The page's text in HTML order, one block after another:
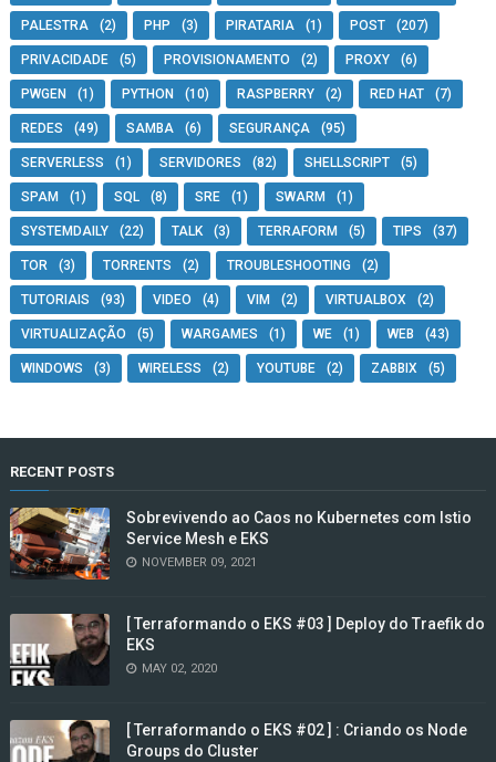
PALESTRA (2) PHP (3) PIRATARIA (1) POST (207)
PRIVACIDADE (5) PROVISIONAMENTO (2) PROXY (6)
PWGEN (1) PYTHON (10) RASPBERRY (2) RED HAT (7)
REDES (49) SAMBA (6) SEGURANÇA (95)
SERVERLESS (1) SERVIDORES (82) SHELLSCRIPT (5)
SPAM (1) SQL (8) SRE (1) SWARM (1)
SYSTEMDAILY (22) TALK (3) TERRAFORM (5) TIPS (37)
TOR (3) TORRENTS (2) TROUBLESHOOTING (2)
TUTORIAIS (93) VIDEO (4) VIM (2) VIRTUALBOX (2)
VIRTUALIZAÇÃO (5) WARGAMES (1) WE (1) WEB (43)
WINDOWS (3) WIRELESS (2) YOUTUBE (2) ZABBIX (5)
RECENT POSTS
Sobrevivendo ao Caos no Kubernetes com Istio
Service Mesh e EKS
NOVEMBER 09, 2021
[ Terraformando o EKS #03 ] Deploy do Traefik do
EKS
MAY 02, 2020
[ Terraformando o EKS #02 ] : Criando os Node
Groups do Cluster